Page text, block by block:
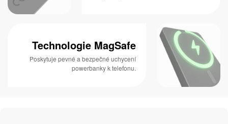
Technologie MagSafe
Poskytuje pevné a bezpečné uchycení
powerbanky k telefonu.